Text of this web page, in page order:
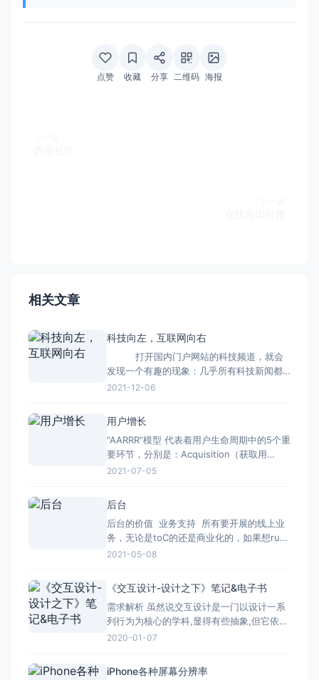
点赞 收藏 分享 二维码 海报
相关文章
科技向左，互联网向右
打开国内门户网站的科技频道，就会
发现一个有趣的现象：几乎所有科技新闻都
与互联网有关，除此之外，便很难看到其他
站与公众号自媒体。 经常关注这类
媒体，徜徉
2021-12-06
用户增长
“AARRR”模型 代表着用户生命周期中的5个重
要环节，分别是：Acquisition（获取用
户）、Activation（提高活跃度）、
明确需要的用户类型，分析用户特征，匹配
对应的获客渠道；
2021-07-05
后台
后台的价值 业务支持 所有要开展的线上业
务，无论是toC的还是商业化的，如果想run
起来，都离不开后台支持，否则就不是一套
台的支持程度上，通过前台价值间接体现后
台价值。 效率提升 完成支撑的同时
2021-05-08
《交互设计-设计之下》笔记&电子书
需求解析 虽然说交互设计是一门以设计一系
列行为为核心的学科,显得有些抽象,但它依然
有较为具象的核心元素：人、动作、完成动
2020-01-07
iPhone各种屏幕分辨率